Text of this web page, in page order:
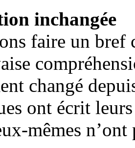
inchangée
faire un bref
changé
ont écrit
mêmes